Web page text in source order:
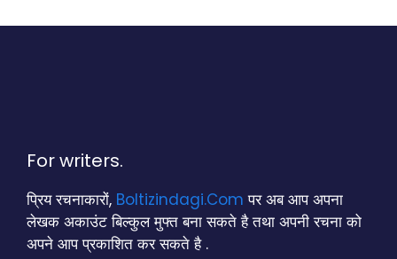
For writers.
प्रिय रचनाकारों, Boltizindagi.Com पर अब आप अपना
लेखक अकाउंट बिल्कुल मुफ्त बना सकते है तथा अपनी रचना को
अपने आप प्रकाशित कर सकते है .